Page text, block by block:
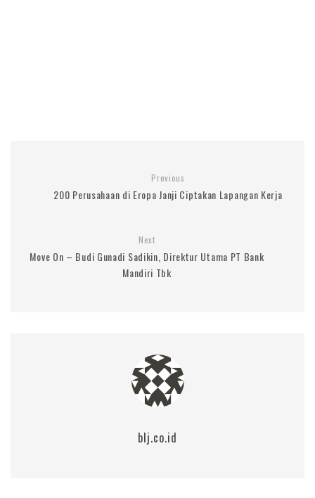
Previous
200 Perusahaan di Eropa Janji Ciptakan Lapangan Kerja
Next
Move On – Budi Gunadi Sadikin, Direktur Utama PT Bank
Mandiri Tbk
blj.co.id